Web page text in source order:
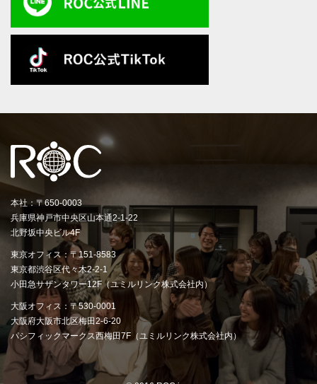
本社：〒650-0003
兵庫県神戸市中央区山本通2-1-22
北野坂中央ビル4F
東京オフィス：〒151-8583
東京都渋谷区代々木2-2-1
小田急サザンタワー12F（ユミルリンク株式会社内）
大阪オフィス：〒530-0001
大阪府大阪市北区梅田2-6-20
パシフィックマークス西梅田7F（ユミルリンク株式会社内）